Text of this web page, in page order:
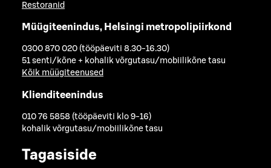
Restoranid
Müügiteenindus, Helsingi metropolipiirkond
0300 870 020 (tööpäeviti 8.30-16.30)
51 senti/kõne + kohalik võrgutasu/mobiilikõne tasu
Kõik müügiteenused
Klienditeenindus
010 76 5858 (tööpäeviti klo 9-16)
kohalik võrgutasu/mobiilikõne tasu
Tagasiside